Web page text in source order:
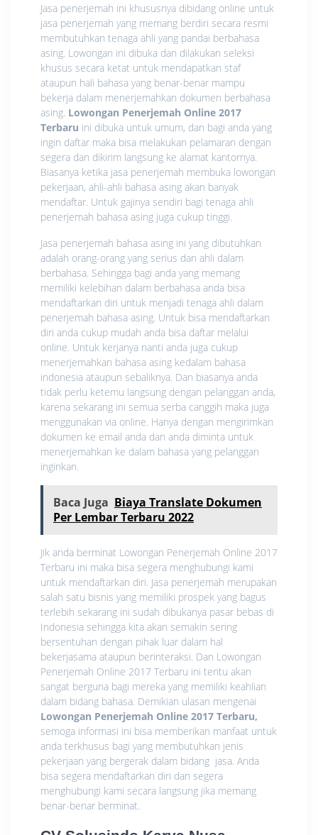
Jasa penerjemah ini khususnya dibidang online untuk
jasa penerjemah yang memang berdiri secara resmi
membutuhkan tenaga ahli yang pandai berbahasa
asing. Lowongan ini dibuka dan dilakukan seleksi
khusus secara ketat untuk mendapatkan staf
ataupun hali bahasa yang benar-benar mampu
bekerja dalam menerjemahkan dokumen berbahasa
asing. Lowongan Penerjemah Online 2017
Terbaru ini dibuka untuk umum, dan bagi anda yang
ingin daftar maka bisa melakukan pelamaran dengan
segera dan dikirim langsung ke alamat kantornya.
Biasanya ketika jasa penerjemah membuka lowongan
pekerjaan, ahli-ahli bahasa asing akan banyak
mendaftar. Untuk gajinya sendiri bagi tenaga ahli
penerjemah bahasa asing juga cukup tinggi.
Jasa penerjemah bahasa asing ini yang dibutuhkan
adalah orang-orang yang serius dan ahli dalam
berbahasa. Sehingga bagi anda yang memang
memiliki kelebihan dalam berbahasa anda bisa
mendaftarkan diri untuk menjadi tenaga ahli dalam
penerjemah bahasa asing. Untuk bisa mendaftarkan
diri anda cukup mudah anda bisa daftar melalui
online. Untuk kerjanya nanti anda juga cukup
menerjemahkan bahasa asing kedalam bahasa
indonesia ataupun sebaliknya. Dan biasanya anda
tidak perlu ketemu langsung dengan pelanggan anda,
karena sekarang ini semua serba canggih maka juga
menggunakan via online. Hanya dengan mengirimkan
dokumen ke email anda dan anda diminta untuk
menerjemahkan ke dalam bahasa yang pelanggan
inginkan.
Baca Juga Biaya Translate Dokumen
Per Lembar Terbaru 2022
Jik anda berminat Lowongan Penerjemah Online 2017
Terbaru ini maka bisa segera menghubungi kami
untuk mendaftarkan diri. Jasa penerjemah merupakan
salah satu bisnis yang memiliki prospek yang bagus
terlebih sekarang ini sudah dibukanya pasar bebas di
Indonesia sehingga kita akan semakin sering
bersentuhan dengan pihak luar dalam hal
bekerjasama ataupun berinteraksi. Dan Lowongan
Penerjemah Online 2017 Terbaru ini tentu akan
sangat berguna bagi mereka yang memiliki keahlian
dalam bidang bahasa. Demikian ulasan mengenai
Lowongan Penerjemah Online 2017 Terbaru,
semoga informasi ini bisa memberikan manfaat untuk
anda terkhusus bagi yang membutuhkan jenis
pekerjaan yang bergerak dalam bidang jasa. Anda
bisa segera mendaftarkan diri dan segera
menghubungi kami secara langsung jika memang
benar-benar berminat.